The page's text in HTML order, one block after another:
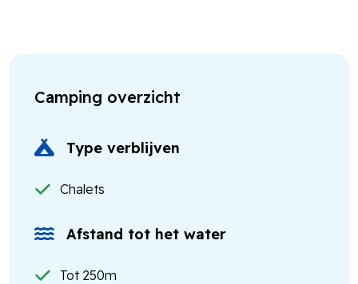
Camping overzicht
Type verblijven
Chalets
Afstand tot het water
Tot 250m